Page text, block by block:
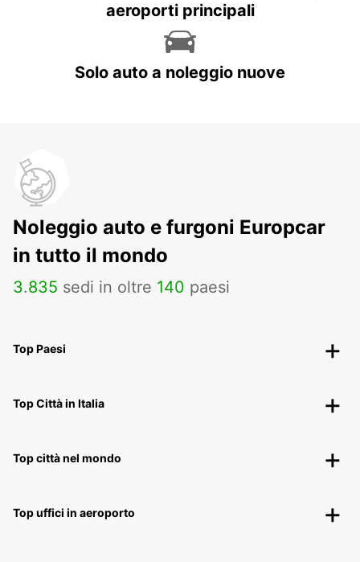
aeroporti principali
Solo auto a noleggio nuove
Noleggio auto e furgoni Europcar
in tutto il mondo
3.835 sedi in oltre 140 paesi
Top Paesi
Top Città in Italia
Top città nel mondo
Top uffici in aeroporto